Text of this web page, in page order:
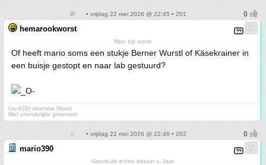
• vrijdag 22 mei 2026 @ 22:45 • 201
hemarookworst
Man bijt worst
Of heeft mario soms een stukje Berner Wurstl of Käsekrainer in
een buisje gestopt en naar lab gestuurd?
Uw ADH vitamine Worst
Met vriendelijke groenten
• vrijdag 22 mei 2026 @ 22:48 • 202
mario390
Naomi,de echte winaar v. Jaar